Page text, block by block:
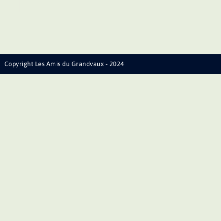
Copyright Les Amis du Grandvaux - 2024